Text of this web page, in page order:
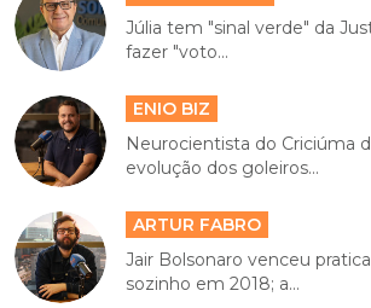
Júlia tem "sinal verde" da
fazer "voto...
ENIO BIZ
Neurocientista do Criciúma
evolução dos goleiros...
ARTUR FABRO
Jair Bolsonaro venceu
sozinho em 2018; a...